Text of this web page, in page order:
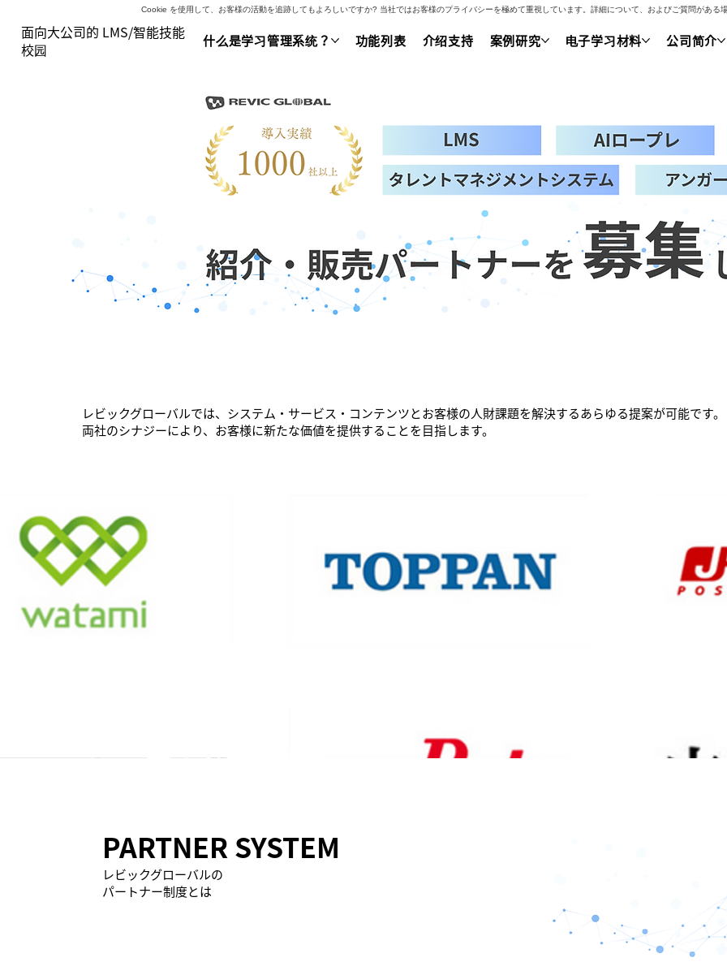
面向大公司的 LMS/智能技能
校园
什么是学习管理系统？ 功能列表 介绍支持 案例研究 电子学习材料 公司简介
レビックグローバルでは、システム・サービス・コンテンツとお客様の人財課題を解決するあらゆる提案が可能です。
両社のシナジーにより、お客様に新たな価値を提供することを目指します。
​PARTNER SYSTEM
レビックグローバルの
パートナー制度とは
Cookie を使用して、お客様の活動を追跡してもよろしいですか? 当社ではお客様のプライバシーを極めて重視しています。詳細について、およびご質問がある